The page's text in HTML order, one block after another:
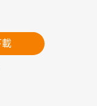
載